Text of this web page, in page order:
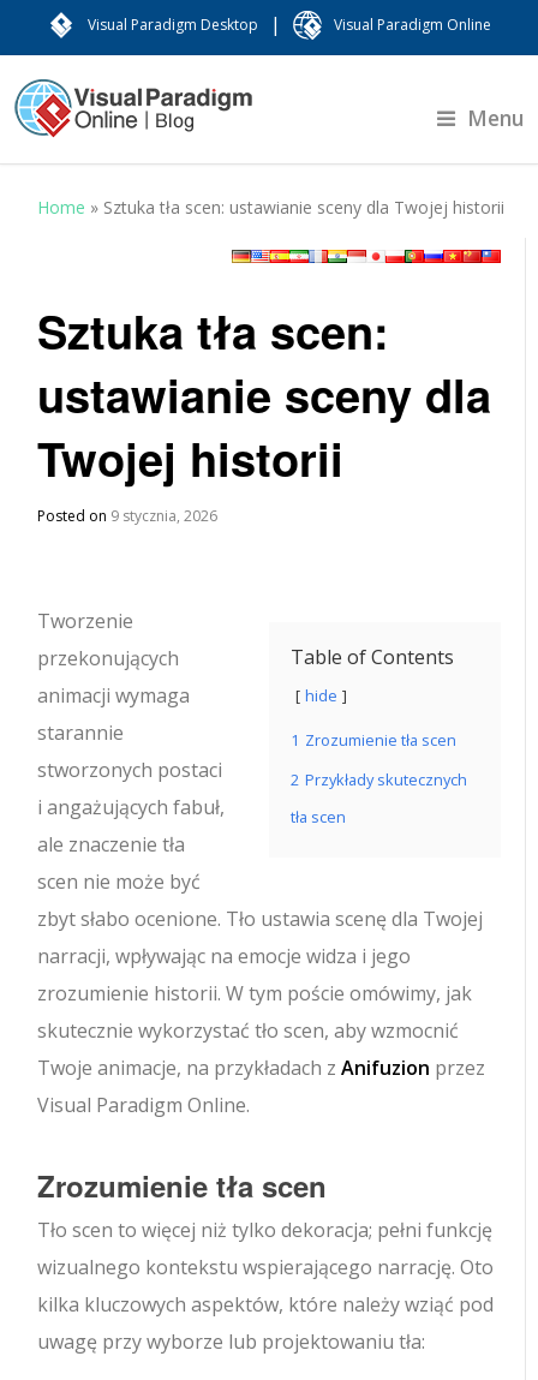
Visual Paradigm Desktop | Visual Paradigm Online
Menu
Home » Sztuka tła scen: ustawianie sceny dla Twojej historii
Sztuka tła scen:
ustawianie sceny dla
Twojej historii
Posted on 9 stycznia, 2026
Table of Contents
hide
1 Zrozumienie tła scen
2 Przykłady skutecznych
tła scen
Tworzenie
przekonujących
animacji wymaga
starannie
stworzonych postaci
i angażujących fabuł,
ale znaczenie tła
scen nie może być
zbyt słabo ocenione. Tło ustawia scenę dla Twojej
narracji, wpływając na emocje widza i jego
zrozumienie historii. W tym poście omówimy, jak
skutecznie wykorzystać tło scen, aby wzmocnić
Twoje animacje, na przykładach zAnifuzion przez
Visual Paradigm Online.
Zrozumienie tła scen
Tło scen to więcej niż tylko dekoracja; pełni funkcję
wizualnego kontekstu wspierającego narrację. Oto
kilka kluczowych aspektów, które należy wziąć pod
uwagę przy wyborze lub projektowaniu tła: